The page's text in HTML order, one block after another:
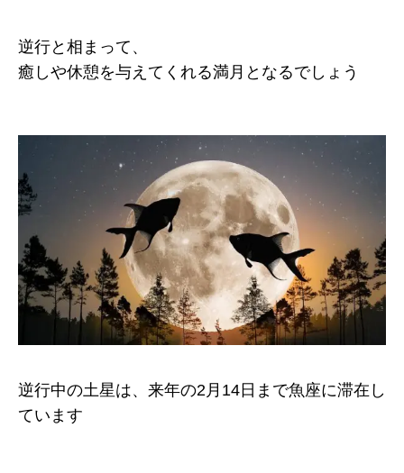
逆行と相まって、
癒しや休憩を与えてくれる満月となるでしょう
逆行中の土星は、来年の2月14日まで魚座に滞在し
ています